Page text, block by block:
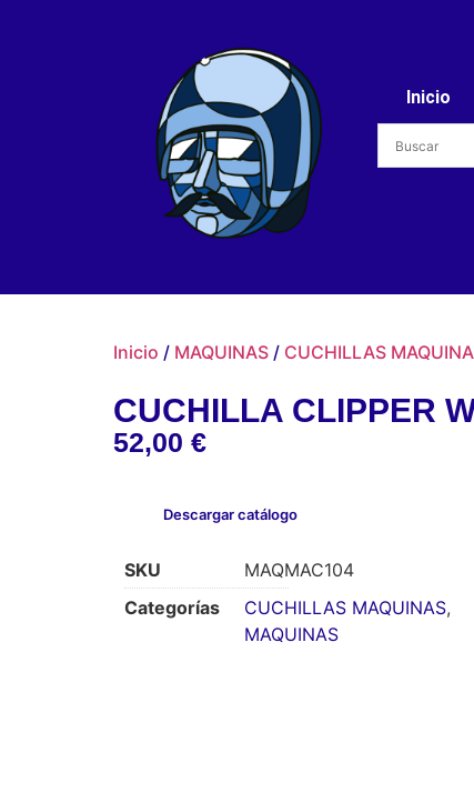
Inicio
Inicio / MAQUINAS / CUCHILLAS
CUCHILLA CLIPPER
52,00 €
Descargar catálogo
SKU
MAQMAC104
Categorías
CUCHILLAS MAQUINAS,
MAQUINAS